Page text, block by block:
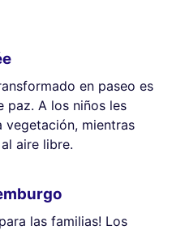
en paseo es
paz. A los niños les
vegetación, mientras
aire libre.
las familias! Los